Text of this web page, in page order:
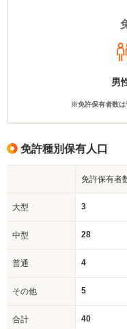
男
※免許保有者数は
免許種別保有人口
免許保有者
大型 3
中型 28
普通 4
その他 5
合計 40